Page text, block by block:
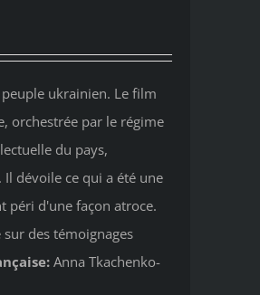
ukrainien. Le film
orchestrée par le régime
du pays,
dévoile ce qui a été une
péri d'une façon atroce.
des témoignages
Anna Tkachenko-